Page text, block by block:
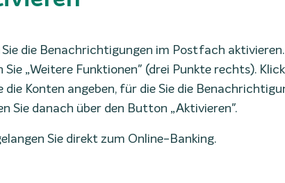
die Benachrichtigungen im Postfach
„Weitere Funktionen" (drei Punkte rechts).
die Konten angeben, für die Sie die
Sie danach über den Button „Aktivieren".
Sie direkt zum Online-Banking.